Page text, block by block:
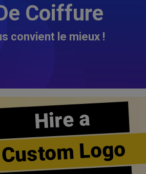
Coiffure
convient le mieux !
Hire a
Custom Logo